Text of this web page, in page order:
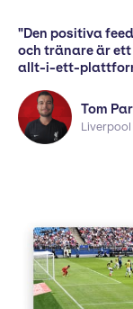
"Den positiva
och tränare är ett
allt-i-ett-
Tom